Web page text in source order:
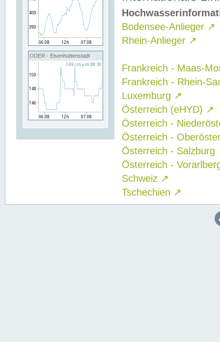
ODER - Eisenhüttenstadt
Bodensee-Anlieger ↗
Rhein-Anlieger ↗
Frankreich - Maas-
Frankreich - Rhein-
Luxemburg ↗
Österreich (eHYD) ↗
Österreich -
Österreich -
Österreich - Salzburg
Österreich -
Schweiz ↗
Tschechien ↗